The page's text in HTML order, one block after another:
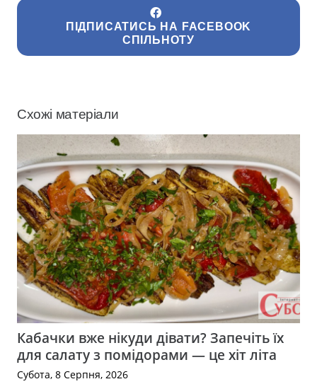
ПІДПИСАТИСЬ НА FACEBOOK
СПІЛЬНОТУ
Схожі матеріали
Кабачки вже нікуди дівати? Запечіть їх
для салату з помідорами — це хіт літа
Субота, 8 Серпня, 2026